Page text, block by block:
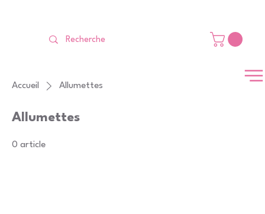
Accueil Allumettes
Allumettes
0 article